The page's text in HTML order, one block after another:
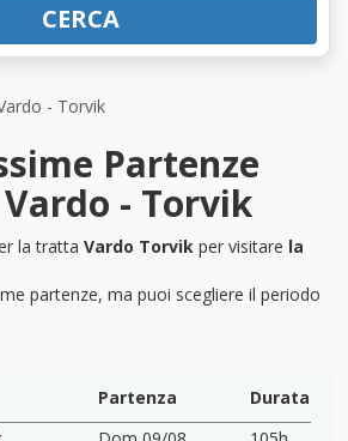
- Torvik
CERCA
Partenze
- Torvik
la tratta Vardo Torvik per visitare la
partenze, ma puoi scegliere il periodo
Partenza
Durata